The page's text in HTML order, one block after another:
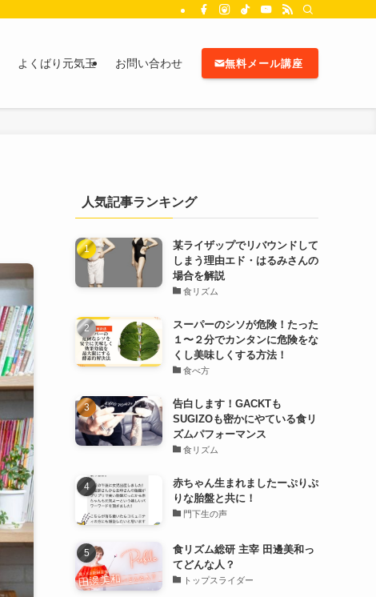
よくばり元気玉 お問い合わせ 無料メール講座
人気記事ランキング
某ライザップでリバウンドして
しまう理由エド・はるみさんの
場合を解説
食リズム
スーパーのシソが危険！たった
１〜２分でカンタンに危険をな
くし美味しくする方法！
食べ方
告白します！GACKTも
SUGIZOも密かにやている食リ
ズムパフォーマンス
食リズム
赤ちゃん生まれましたーぷりぷ
りな胎盤と共に！
門下生の声
食リズム総研 主宰 田邊美和っ
てどんな人？
トップスライダー